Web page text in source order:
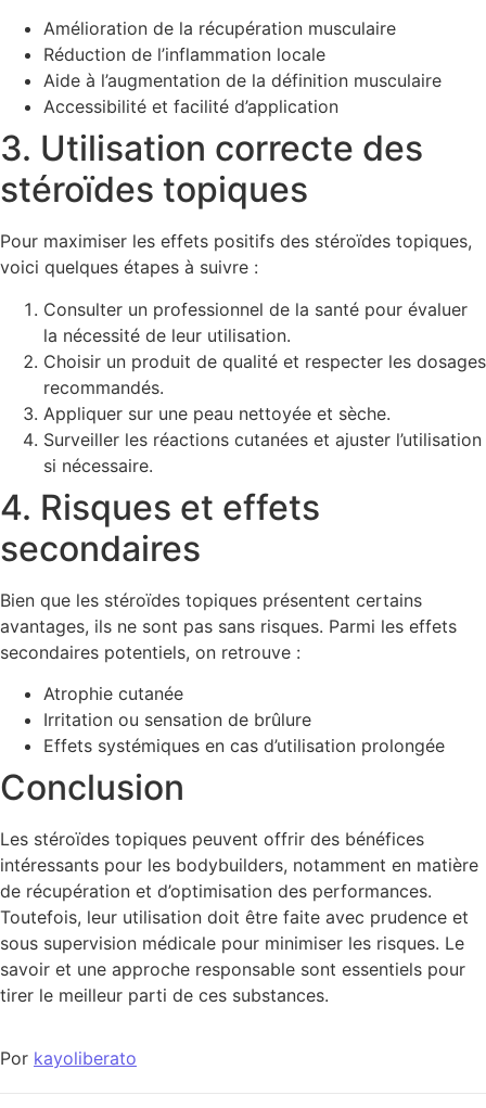
Amélioration de la récupération musculaire
Réduction de l’inflammation locale
Aide à l’augmentation de la définition musculaire
Accessibilité et facilité d’application
3. Utilisation correcte des
stéroïdes topiques
Pour maximiser les effets positifs des stéroïdes topiques,
voici quelques étapes à suivre :
Consulter un professionnel de la santé pour évaluer
la nécessité de leur utilisation.
Choisir un produit de qualité et respecter les dosages
recommandés.
Appliquer sur une peau nettoyée et sèche.
Surveiller les réactions cutanées et ajuster l’utilisation
si nécessaire.
4. Risques et effets
secondaires
Bien que les stéroïdes topiques présentent certains
avantages, ils ne sont pas sans risques. Parmi les effets
secondaires potentiels, on retrouve :
Atrophie cutanée
Irritation ou sensation de brûlure
Effets systémiques en cas d’utilisation prolongée
Conclusion
Les stéroïdes topiques peuvent offrir des bénéfices
intéressants pour les bodybuilders, notamment en matière
de récupération et d’optimisation des performances.
Toutefois, leur utilisation doit être faite avec prudence et
sous supervision médicale pour minimiser les risques. Le
savoir et une approche responsable sont essentiels pour
tirer le meilleur parti de ces substances.
Por kayoliberato